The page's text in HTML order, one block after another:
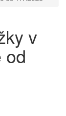
v
od